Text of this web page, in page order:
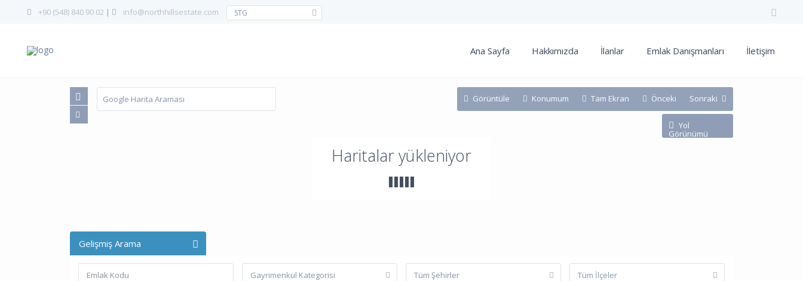
+90 (548) 840 90 02 | info@northhillsestate.com STG
Ana Sayfa Hakkımızda İlanlar Emlak Danışmanları İletişim
Haritalar yükleniyor
Görüntüle Konumum Tam Ekran Önceki Sonraki
Yol
Görünümü
Gelişmiş Arama
Gayrimenkul Kategorisi Tüm Şehirler Tüm İlçeler